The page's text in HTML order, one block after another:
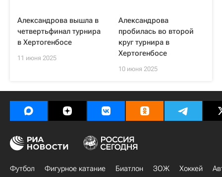
Александрова вышла в
четвертьфинал турнира
в Хертогенбосе
11 июня 2025
Александрова
пробилась во второй
круг турнира в
Хертогенбосе
10 июня 2025
Футбол Фигурное катание Биатлон ЗОЖ Хоккей